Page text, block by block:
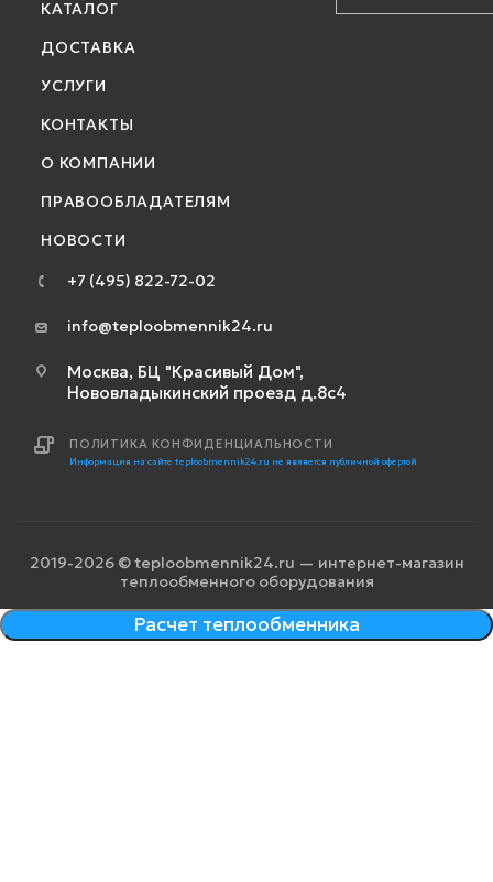
КАТАЛОГ
ДОСТАВКА
УСЛУГИ
КОНТАКТЫ
О КОМПАНИИ
ПРАВООБЛАДАТЕЛЯМ
НОВОСТИ
+7 (495) 822-72-02
info@teploobmennik24.ru
Москва, БЦ "Красивый Дом",
Нововладыкинский проезд д.8с4
ПОЛИТИКА КОНФИДЕНЦИАЛЬНОСТИ
Информация на сайте teploobmennik24.ru не является публичной офертой
2019-2026 © teploobmennik24.ru — интернет-магазин
теплообменного оборудования
Расчет теплообменника